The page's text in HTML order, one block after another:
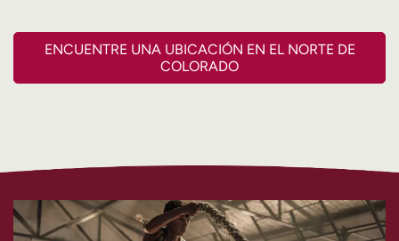
ENCUENTRE UNA UBICACIÓN EN EL NORTE DE
COLORADO